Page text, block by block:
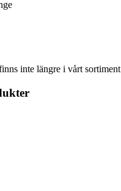
inte längre i vårt sortiment